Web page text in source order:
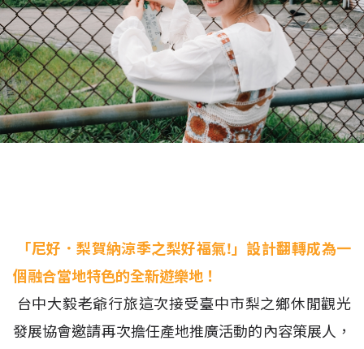
「尼好．梨賀納涼季之梨好福氣! 」設計翻轉成為一
個融合當地特色的全新遊樂地！
台中大毅老爺行旅這次接受臺中市梨之鄉休閒觀光
發展協會邀請再次擔任產地推廣活動的內容策展人，